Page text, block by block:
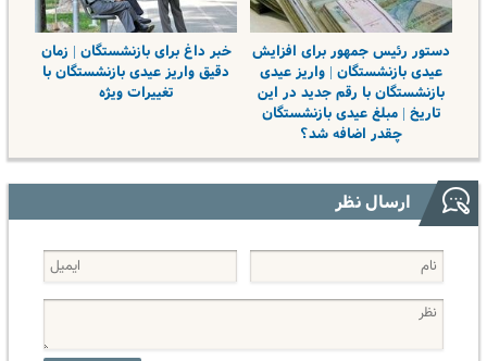
دستور رئیس جمهور برای افزایش
عیدی بازنشستگان | واریز عیدی
بازنشستگان با رقم جدید در این
تاریخ | مبلغ عیدی بازنشستگان
چقدر اضافه شد؟
خبر داغ برای بازنشستگان | زمان
دقیق واریز عیدی بازنشستگان با
تغییرات ویژه
ارسال نظر